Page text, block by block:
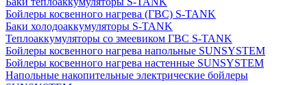
Бойлеры косвенного нагрева (ГВС) S-TANK
Баки холодоаккумуляторы S-TANK
Теплоаккумуляторы со змеевиком ГВС S-TANK
Бойлеры косвенного нагрева напольные SUNSYSTEM
Бойлеры косвенного нагрева настенные SUNSYSTEM
Напольные накопительные электрические бойлеры